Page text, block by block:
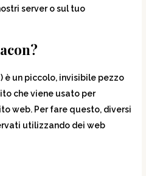
server o sul tuo
è un piccolo, invisibile pezzo
che viene usato per
web. Per fare questo, diversi
utilizzando dei web